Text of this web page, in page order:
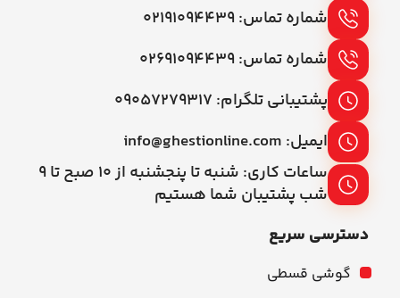
شماره تماس: ۰۲۱۹۱۰۹۴۴۳۹
شماره تماس: ۰۲۶۹۱۰۹۴۴۳۹
پشتیبانی تلگرام: ۰۹۰۵۷۲۷۹۳۱۷
ایمیل: info@ghestionline.com
ساعات کاری: شنبه تا پنجشنبه از ۱۰ صبح تا ۹
شب پشتیبان شما هستیم
دسترسی سریع
گوشی قسطی